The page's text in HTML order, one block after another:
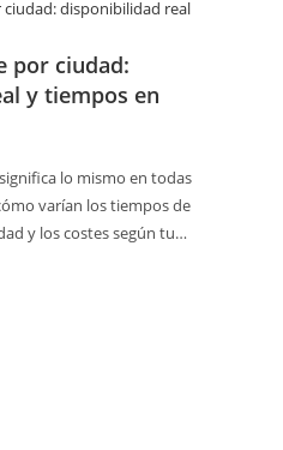
por ciudad:
y tiempos en
lo mismo en todas
varían los tiempos de
y los costes según tu…